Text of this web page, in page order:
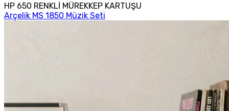
HP 650 RENKLİ MÜREKKEP KARTUŞU
Arçelik MS 1850 Müzik Seti